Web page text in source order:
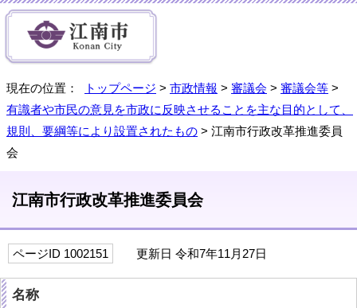
現在の位置： トップページ > 市政情報 > 審議会 > 審議会等 >
有識者や市民の意見を市政に反映させることを主な目的として、
規則、要綱等により設置されたもの > 江南市行政改革推進委員
会
江南市行政改革推進委員会
ページID 1002151 更新日 令和7年11月27日
名称